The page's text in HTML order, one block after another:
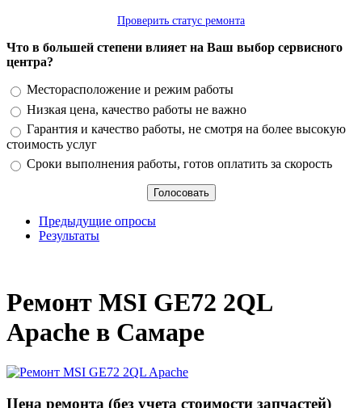
Проверить статус ремонта
Что в большей степени влияет на Ваш выбор сервисного
центра?
Варианты
Месторасположение и режим работы
Низкая цена, качество работы не важно
Гарантия и качество работы, не смотря на более высокую
стоимость услуг
Сроки выполнения работы, готов оплатить за скорость
Предыдущие опросы
Результаты
Ремонт MSI GE72 2QL
Apache в Самаре
Цена ремонта (без учета стоимости запчастей)